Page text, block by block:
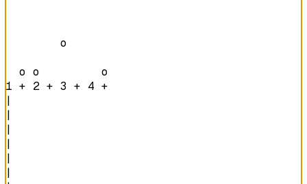
        o
  o o         o
1 + 2 + 3 + 4 +
|
|
|
|
|
|